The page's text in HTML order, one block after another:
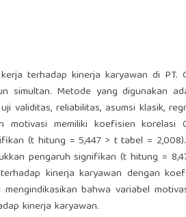
terhadap kinerja karyawan di PT.
simultan. Metode yang digunakan
validitas, reliabilitas, asumsi klasik,
motivasi memiliki koefisien korelasi
(t hitung = 5,447 > t tabel =
pengaruh signifikan (t hitung =
kinerja karyawan dengan
bahwa variabel
kinerja karyawan.